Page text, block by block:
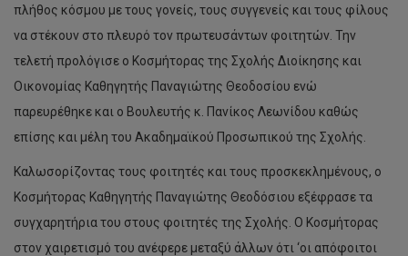
πλήθος κόσμου με τους γονείς, τους συγγενείς και τους φίλους
να στέκουν στο πλευρό τον πρωτευσάντων φοιτητών. Την
τελετή προλόγισε ο Κοσμήτορας της Σχολής Διοίκησης και
Οικονομίας Καθηγητής Παναγιώτης Θεοδοσίου ενώ
παρευρέθηκε και o Βουλευτής κ. Πανίκος Λεωνίδου καθώς
επίσης και μέλη του Ακαδημαϊκού Προσωπικού της Σχολής.
Καλωσορίζοντας τους φοιτητές και τους προσκεκλημένους, ο
Κοσμήτορας Καθηγητής Παναγιώτης Θεοδόσιου εξέφρασε τα
συγχαρητήρια του στους φοιτητές της Σχολής. Ο Κοσμήτορας
στον χαιρετισμό του ανέφερε μεταξύ άλλων ότι ‘oι απόφοιτοι